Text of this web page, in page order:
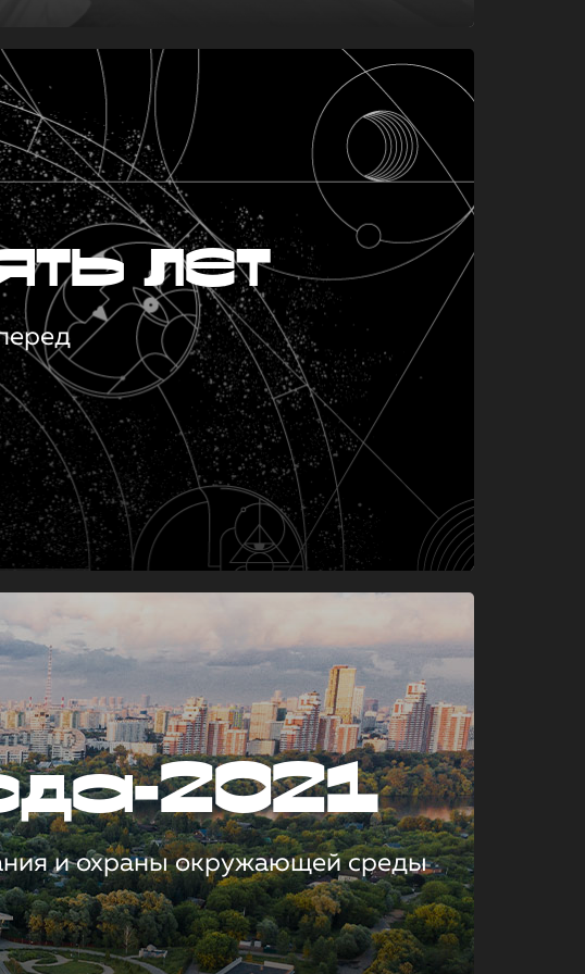
лет
2021
и охраны окружающей среды